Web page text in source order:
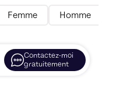
Femme Homme
Contactez-moi
gratuitement